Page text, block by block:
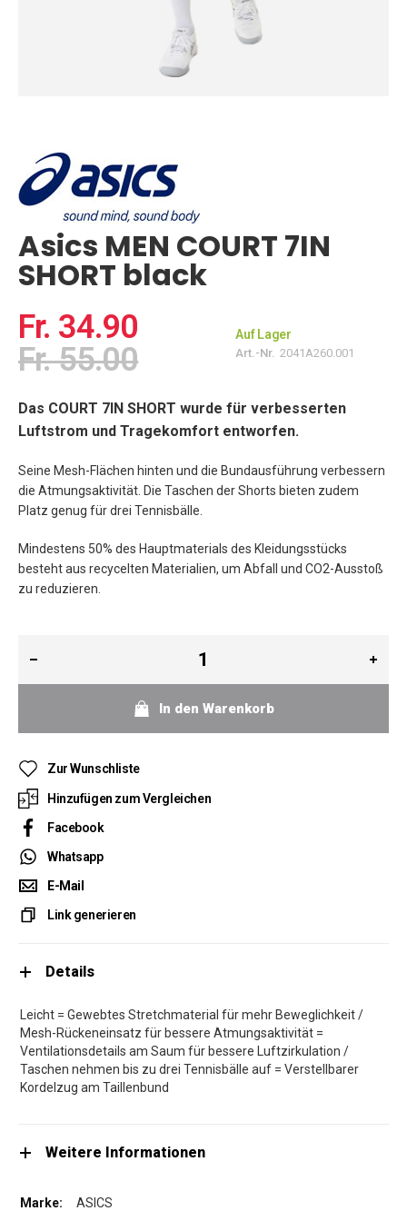
Bildgalerie
springen
Asics MEN COURT 7IN
SHORT black
Fr. 34.90
Fr. 55.00
Auf Lager
Art.-Nr. 2041A260.001
Das COURT 7IN SHORT wurde für verbesserten
Luftstrom und Tragekomfort entworfen.
Seine Mesh-Flächen hinten und die Bundausführung verbessern
die Atmungsaktivität. Die Taschen der Shorts bieten zudem
Platz genug für drei Tennisbälle.
Mindestens 50% des Hauptmaterials des Kleidungsstücks
besteht aus recycelten Materialien, um Abfall und CO2-Ausstoß
zu reduzieren.
In den Warenkorb
Zur Wunschliste
Hinzufügen zum Vergleichen
Facebook
Whatsapp
E-Mail
Link generieren
Details
Leicht = Gewebtes Stretchmaterial für mehr Beweglichkeit /
Mesh-Rückeneinsatz für bessere Atmungsaktivität =
Ventilationsdetails am Saum für bessere Luftzirkulation /
Taschen nehmen bis zu drei Tennisbälle auf = Verstellbarer
Kordelzug am Taillenbund
Weitere Informationen
ASICS